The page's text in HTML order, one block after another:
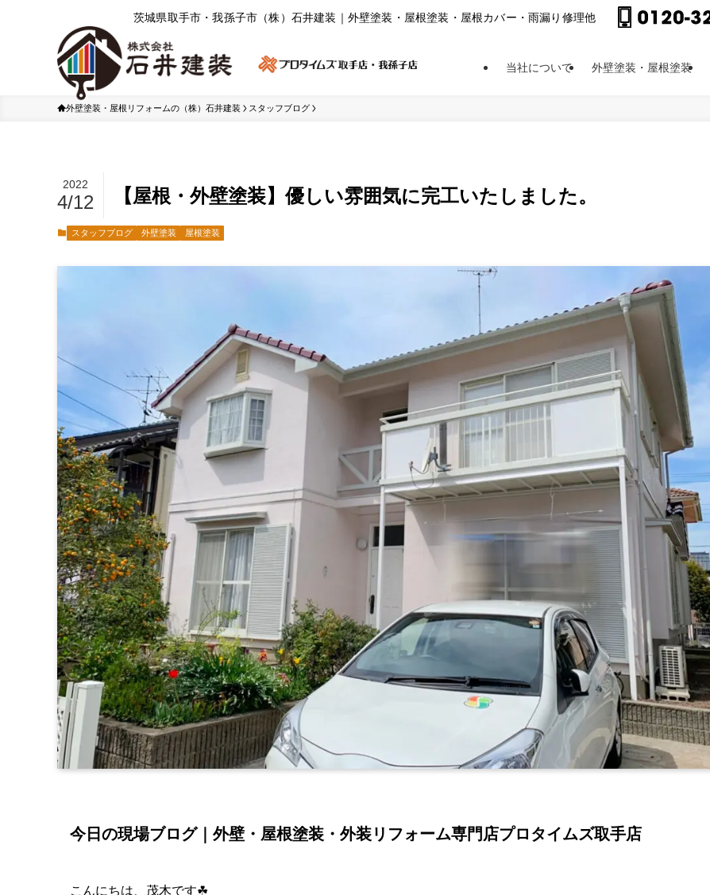
茨城県取⼿市・我孫⼦市（株）⽯井建装｜外壁塗装・屋根塗装・屋根カバー・⾬漏り修理他
当社について 外壁塗装・屋根塗装
外壁塗装・屋根リフォームの（株）石井建装 スタッフブログ
【屋根・外壁塗装】優しい雰囲気に完工いたしました。
2022
4/12
スタッフブログ 外壁塗装 屋根塗装
今日の現場ブログ｜外壁・屋根塗装・外装リフォーム専門店プロタイムズ取手店
こんにちは、茂木です☘